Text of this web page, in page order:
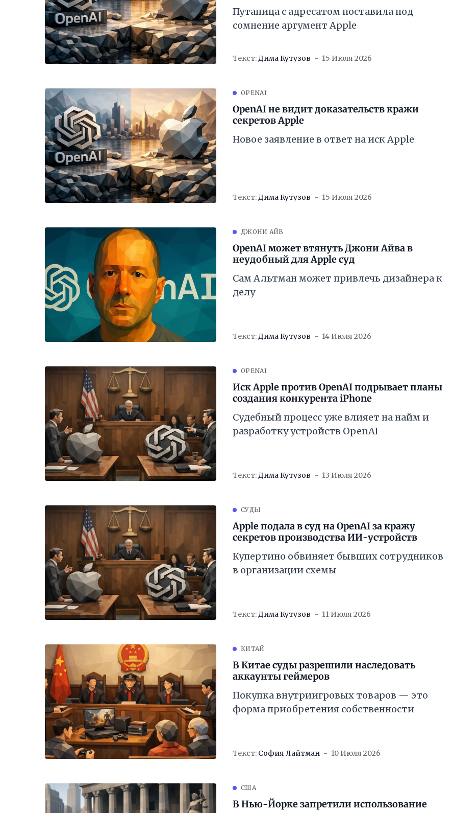
Путаница с адресатом поставила под
сомнение аргумент Apple
Текст:Дима Кутузов 15 Июля 2026
OPENAI
OpenAI не видит доказательств кражи
секретов Apple
Новое заявление в ответ на иск Apple
Текст:Дима Кутузов 15 Июля 2026
ДЖОНИ АЙВ
OpenAI может втянуть Джони Айва в
неудобный для Apple суд
Сам Альтман может привлечь дизайнера к
делу
Текст:Дима Кутузов 14 Июля 2026
OPENAI
Иск Apple против OpenAI подрывает планы
создания конкурента iPhone
Судебный процесс уже влияет на найм и
разработку устройств OpenAI
Текст:Дима Кутузов 13 Июля 2026
СУДЫ
Apple подала в суд на OpenAI за кражу
секретов производства ИИ-устройств
Купертино обвиняет бывших сотрудников
в организации схемы
Текст:Дима Кутузов 11 Июля 2026
КИТАЙ
В Китае суды разрешили наследовать
аккаунты геймеров
Покупка внутриигровых товаров — это
форма приобретения собственности
Текст: София Лайтман 10 Июля 2026
США
В Нью-Йорке запретили использование